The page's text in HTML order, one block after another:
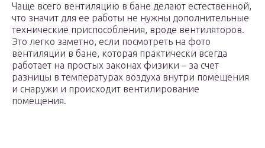
Чаще всего вентиляцию в бане делают естественной,
что значит для ее работы не нужны дополнительные
технические приспособления, вроде вентиляторов.
Это легко заметно, если посмотреть на фото
вентиляции в бане, которая практически всегда
работает на простых законах физики – за счет
разницы в температурах воздуха внутри помещения
и снаружи и происходит вентилирование
помещения.